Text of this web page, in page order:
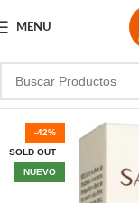
MENU
-42%
SOLD OUT
NUEVO